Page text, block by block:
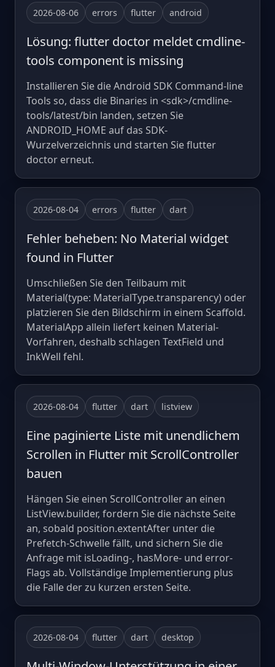
2026-08-06 errors flutter android
Lösung: flutter doctor meldet cmdline-
tools component is missing
Installieren Sie die Android SDK Command-line
Tools so, dass die Binaries in <sdk>/cmdline-
tools/latest/bin landen, setzen Sie
ANDROID_HOME auf das SDK-
Wurzelverzeichnis und starten Sie flutter
doctor erneut.
2026-08-04 errors flutter dart
Fehler beheben: No Material widget
found in Flutter
Umschließen Sie den Teilbaum mit
Material(type: MaterialType.transparency) oder
platzieren Sie den Bildschirm in einem Scaffold.
MaterialApp allein liefert keinen Material-
Vorfahren, deshalb schlagen TextField und
InkWell fehl.
2026-08-04 flutter dart listview
Eine paginierte Liste mit unendlichem
Scrollen in Flutter mit ScrollController
bauen
Hängen Sie einen ScrollController an einen
ListView.builder, fordern Sie die nächste Seite
an, sobald position.extentAfter unter die
Prefetch-Schwelle fällt, und sichern Sie die
Anfrage mit isLoading-, hasMore- und error-
Flags ab. Vollständige Implementierung plus
die Falle der zu kurzen ersten Seite.
2026-08-04 flutter dart desktop